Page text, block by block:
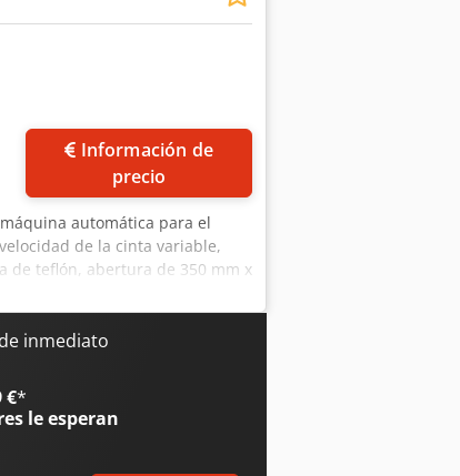
precio
máquina automática para el
de la cinta variable,
de teflón, abertura de 350 mm x
inmediato
€*
le esperan